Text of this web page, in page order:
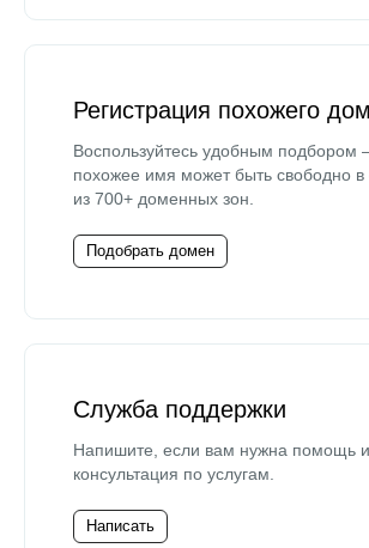
Регистрация похожего
Воспользуйтесь удобным подбором
похожее имя может быть свободно в
из 700+ доменных зон.
Подобрать домен
Служба поддержки
Напишите, если вам нужна помощь
консультация по услугам.
Написать